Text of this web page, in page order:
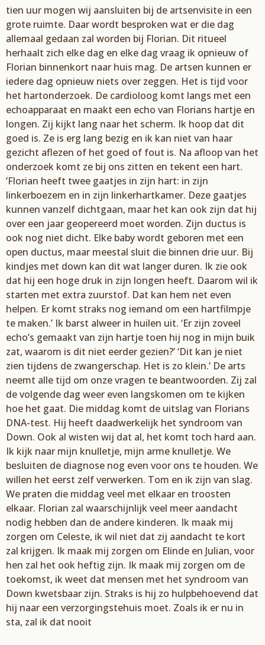
tien uur mogen wij aansluiten bij de artsenvisite in een
grote ruimte. Daar wordt besproken wat er die dag
allemaal gedaan zal worden bij Florian. Dit ritueel
herhaalt zich elke dag en elke dag vraag ik opnieuw of
Florian binnenkort naar huis mag. De artsen kunnen er
iedere dag opnieuw niets over zeggen. Het is tijd voor
het hartonderzoek. De cardioloog komt langs met een
echoapparaat en maakt een echo van Florians hartje en
longen. Zij kijkt lang naar het scherm. Ik hoop dat dit
goed is. Ze is erg lang bezig en ik kan niet van haar
gezicht aflezen of het goed of fout is. Na afloop van het
onderzoek komt ze bij ons zitten en tekent een hart.
‘Florian heeft twee gaatjes in zijn hart: in zijn
linkerboezem en in zijn linkerhartkamer. Deze gaatjes
kunnen vanzelf dichtgaan, maar het kan ook zijn dat hij
over een jaar geopereerd moet worden. Zijn ductus is
ook nog niet dicht. Elke baby wordt geboren met een
open ductus, maar meestal sluit die binnen drie uur. Bij
kindjes met down kan dit wat langer duren. Ik zie ook
dat hij een hoge druk in zijn longen heeft. Daarom wil ik
starten met extra zuurstof. Dat kan hem net even
helpen. Er komt straks nog iemand om een hartfilmpje
te maken.’ Ik barst alweer in huilen uit. ‘Er zijn zoveel
echo’s gemaakt van zijn hartje toen hij nog in mijn buik
zat, waarom is dit niet eerder gezien?’ ‘Dit kan je niet
zien tijdens de zwangerschap. Het is zo klein.’ De arts
neemt alle tijd om onze vragen te beantwoorden. Zij zal
de volgende dag weer even langskomen om te kijken
hoe het gaat. Die middag komt de uitslag van Florians
DNA-test. Hij heeft daadwerkelijk het syndroom van
Down. Ook al wisten wij dat al, het komt toch hard aan.
Ik kijk naar mijn knulletje, mijn arme knulletje. We
besluiten de diagnose nog even voor ons te houden. We
willen het eerst zelf verwerken. Tom en ik zijn van slag.
We praten die middag veel met elkaar en troosten
elkaar. Florian zal waarschijnlijk veel meer aandacht
nodig hebben dan de andere kinderen. Ik maak mij
zorgen om Celeste, ik wil niet dat zij aandacht te kort
zal krijgen. Ik maak mij zorgen om Elinde en Julian, voor
hen zal het ook heftig zijn. Ik maak mij zorgen om de
toekomst, ik weet dat mensen met het syndroom van
Down kwetsbaar zijn. Straks is hij zo hulpbehoevend dat
hij naar een verzorgingstehuis moet. Zoals ik er nu in
sta, zal ik dat nooit